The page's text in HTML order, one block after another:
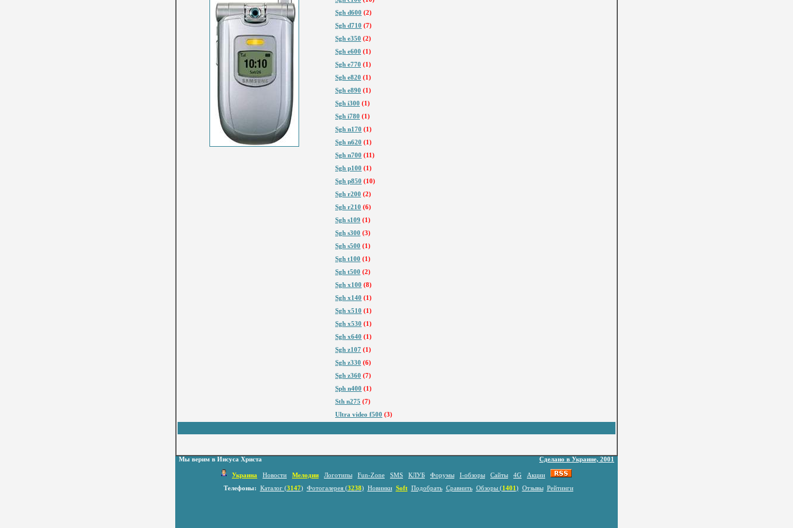
Sgh d600 (2)
Sgh d710 (7)
Sgh e350 (2)
Sgh e600 (1)
Sgh e770 (1)
Sgh e820 (1)
Sgh e890 (1)
Sgh i300 (1)
Sgh i780 (1)
Sgh n170 (1)
Sgh n620 (1)
Sgh n700 (11)
Sgh p100 (1)
Sgh p850 (10)
Sgh r200 (2)
Sgh r210 (6)
Sgh s109 (1)
Sgh s300 (3)
Sgh s500 (1)
Sgh t100 (1)
Sgh t500 (2)
Sgh x100 (8)
Sgh x140 (1)
Sgh x510 (1)
Sgh x530 (1)
Sgh x640 (1)
Sgh z107 (1)
Sgh z330 (6)
Sgh z360 (7)
Sph n400 (1)
Sth n275 (7)
Ultra video f500 (3)
Мы верим в Иисуса Христа Сделано в Украине, 2001
Украина Новости Мелодии Логотипы Fun-Zone SMS КЛУБ Форумы I-обзоры Сайты 4G
Акции
Телефоны:
Каталог (3147) Фотогалерея (3238) Новинки Soft Подобрать Сравнить Обзоры (1401 ) Отзывы Рейтинги